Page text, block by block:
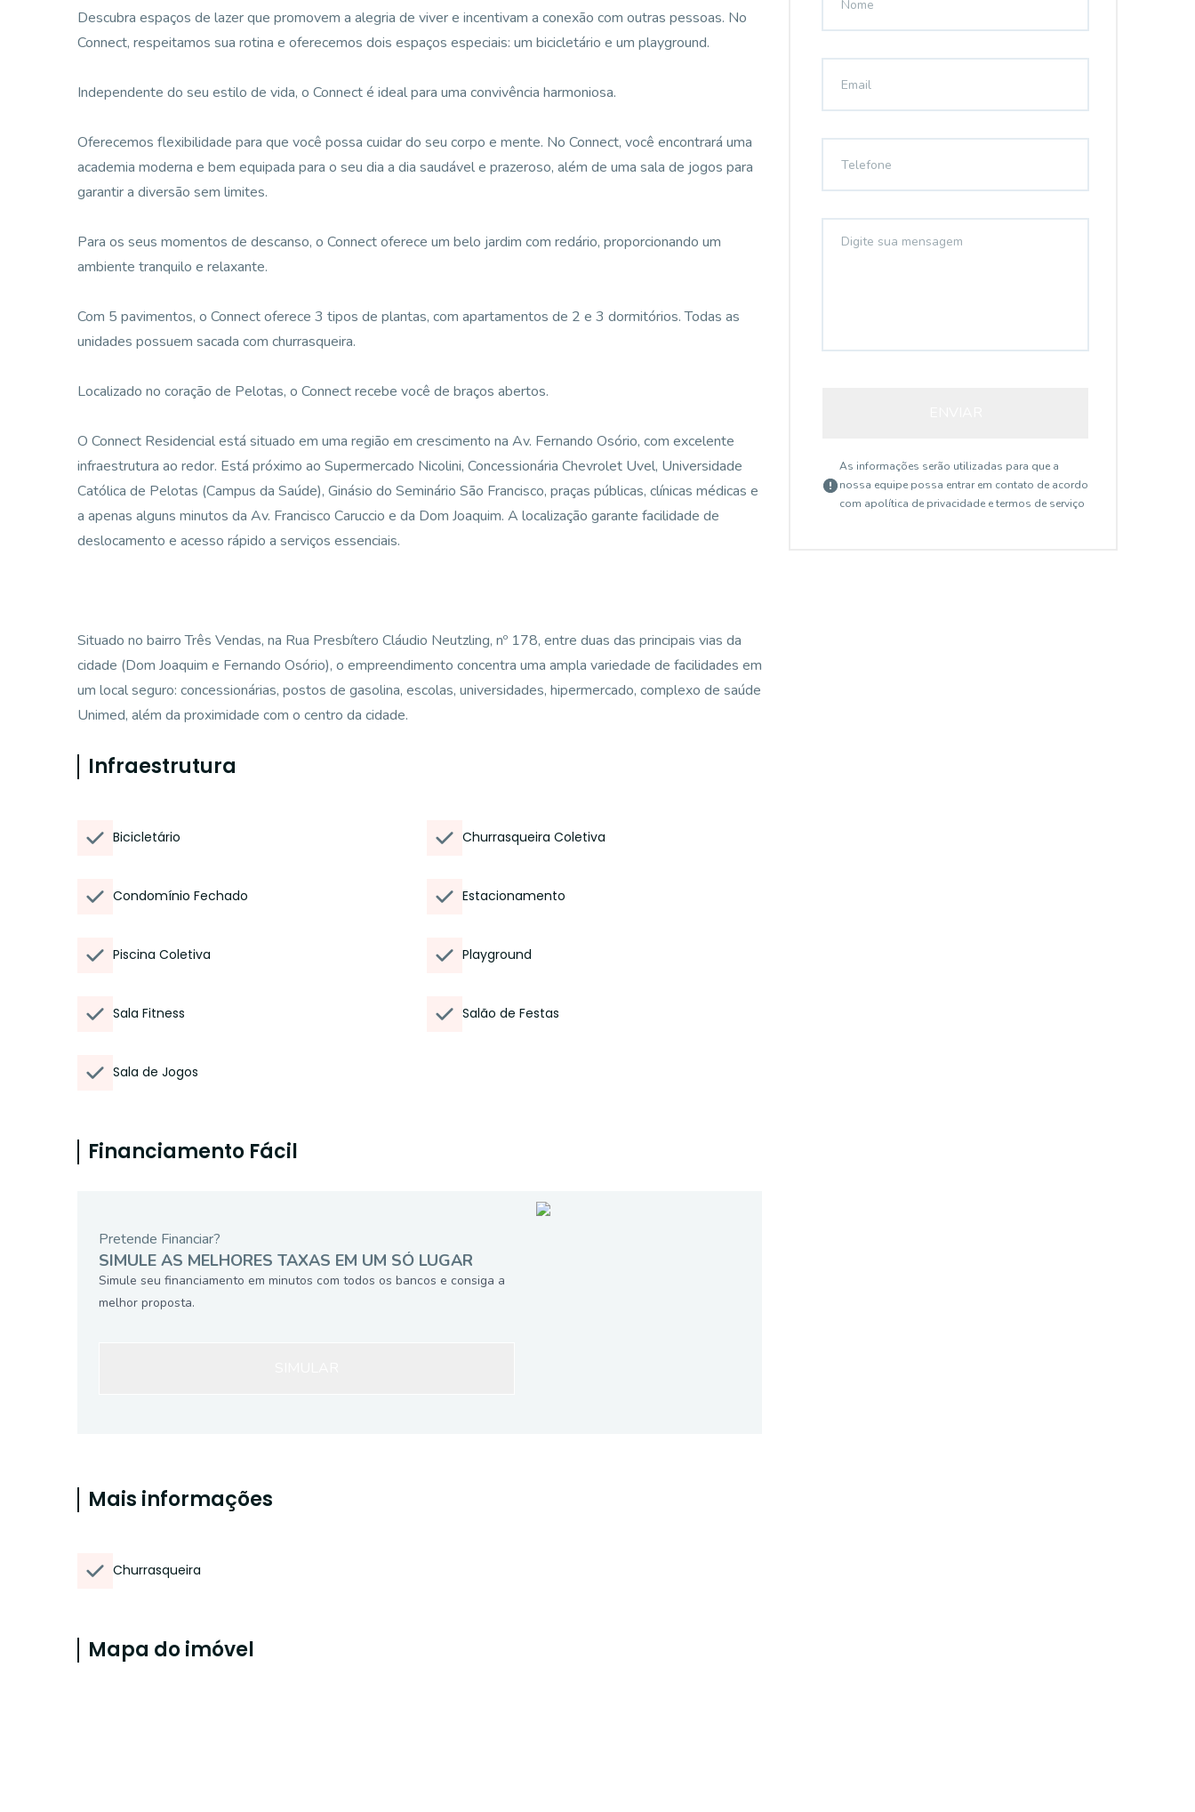
Descubra espaços de lazer que promovem a alegria de viver e incentivam a conexão com outras pessoas. No
Connect, respeitamos sua rotina e oferecemos dois espaços especiais: um bicicletário e um playground.
Independente do seu estilo de vida, o Connect é ideal para uma convivência harmoniosa.
Oferecemos flexibilidade para que você possa cuidar do seu corpo e mente. No Connect, você encontrará uma
academia moderna e bem equipada para o seu dia a dia saudável e prazeroso, além de uma sala de jogos para
garantir a diversão sem limites.
Para os seus momentos de descanso, o Connect oferece um belo jardim com redário, proporcionando um
ambiente tranquilo e relaxante.
Com 5 pavimentos, o Connect oferece 3 tipos de plantas, com apartamentos de 2 e 3 dormitórios. Todas as
unidades possuem sacada com churrasqueira.
Localizado no coração de Pelotas, o Connect recebe você de braços abertos.
O Connect Residencial está situado em uma região em crescimento na Av. Fernando Osório, com excelente
infraestrutura ao redor. Está próximo ao Supermercado Nicolini, Concessionária Chevrolet Uvel, Universidade
Católica de Pelotas (Campus da Saúde), Ginásio do Seminário São Francisco, praças públicas, clínicas médicas e
a apenas alguns minutos da Av. Francisco Caruccio e da Dom Joaquim. A localização garante facilidade de
deslocamento e acesso rápido a serviços essenciais.
Situado no bairro Três Vendas, na Rua Presbítero Cláudio Neutzling, nº 178, entre duas das principais vias da
cidade (Dom Joaquim e Fernando Osório), o empreendimento concentra uma ampla variedade de facilidades em
um local seguro: concessionárias, postos de gasolina, escolas, universidades, hipermercado, complexo de saúde
Unimed, além da proximidade com o centro da cidade.
Infraestrutura
Bicicletário Churrasqueira Coletiva
Condomínio Fechado Estacionamento
Piscina Coletiva Playground
Sala Fitness Salão de Festas
Sala de Jogos
Financiamento Fácil
Pretende Financiar?
SIMULE AS MELHORES TAXAS EM UM SÓ LUGAR
Simule seu financiamento em minutos com todos os bancos e consiga a
melhor proposta.
Mais informações
Churrasqueira
Mapa do imóvel
As informações serão utilizadas para que a
nossa equipe possa entrar em contato de acordo
com apolítica de privacidade e termos de serviço